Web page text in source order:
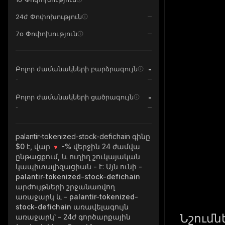
24ժ Փոփոխություն
7օ Փոփոխություն
Բոլոր ժամանակների բարձրագույն -
-
Բոլոր ժամանակների ցածրագույն -
-
palantir-tokenized-stock-defichain գինը
$0 է, վար
-% վերջին 24 ժամվա
ընթացքում, և ուղիղ շուկայական
կապիտալիզացիան - է: Այն ունի -
palantir-tokenized-stock-defichain
արժույթների շրջանառվող
առաջարկ և - palantir-tokenized-
stock-defichain առավելագույն
առաջարկ՝ - 24ժ գործարքային